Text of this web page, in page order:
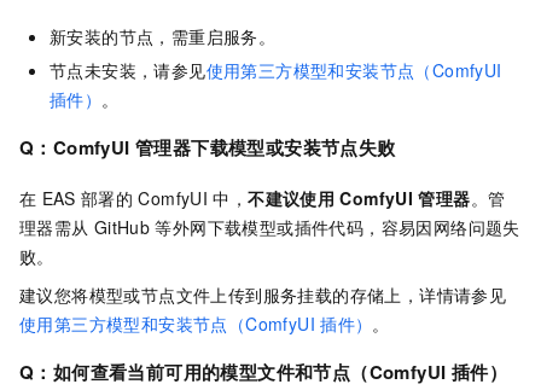
新安装的节点，需重启服务。
节点未安装，请参见使用第三方模型和安装节点（ComfyUI
插件） 。
Q：ComfyUI 管理器下载模型或安装节点失败
在 EAS 部署的 ComfyUI 中，不建议使用 ComfyUI 管理器。管
理器需从 GitHub 等外网下载模型或插件代码，容易因网络问题失
败。
建议您将模型或节点文件上传到服务挂载的存储上，详情请参见
使用第三方模型和安装节点（ComfyUI 插件） 。
Q：如何查看当前可用的模型文件和节点（ComfyUI 插件）